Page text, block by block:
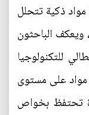
ذكية تتحلل
ويعكف الباحثون
للتكنولوجيا
على مستوى
تحتفظ بخواص